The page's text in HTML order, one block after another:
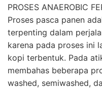
PROSES ANAEROBIC
Proses pasca panen
terpenting dalam
karena pada proses ini
kopi terbentuk. Pada
membahas beberapa
washed, semiwashed,